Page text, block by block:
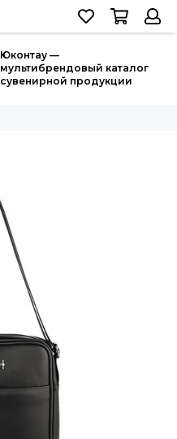
Юконтау —
мультибрендовый каталог
сувенирной продукции